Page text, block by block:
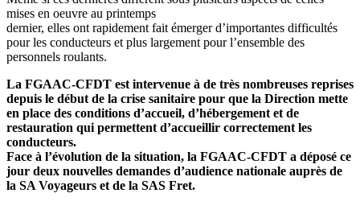
mises en oeuvre au printemps
dernier, elles ont rapidement fait émerger d’importantes difficultés
pour les conducteurs et plus largement pour l’ensemble des
personnels roulants.
La FGAAC-CFDT est intervenue à de très nombreuses reprises
depuis le début de la crise sanitaire pour que la Direction mette
en place des conditions d’accueil, d’hébergement et de
restauration qui permettent d’accueillir correctement les
conducteurs.
Face à l’évolution de la situation, la FGAAC-CFDT a déposé ce
jour deux nouvelles demandes d’audience nationale auprès de
la SA Voyageurs et de la SAS Fret.